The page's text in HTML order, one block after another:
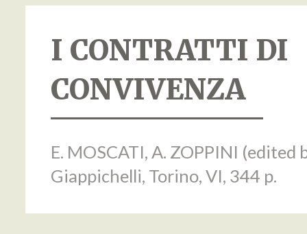
I CONTRATTI DI
CONVIVENZA
E. MOSCATI, A. ZOPPINI (edited
Giappichelli, Torino, VI, 344 p.